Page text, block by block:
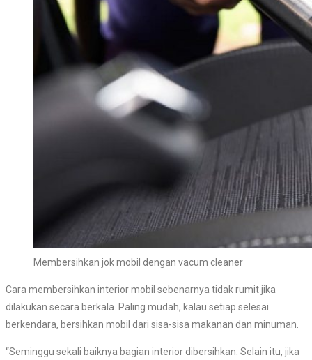
Membersihkan jok mobil dengan vacum cleaner
Cara membersihkan interior mobil sebenarnya tidak rumit jika
dilakukan secara berkala. Paling mudah, kalau setiap selesai
berkendara, bersihkan mobil dari sisa-sisa makanan dan minuman.
“Seminggu sekali baiknya bagian interior dibersihkan. Selain itu, jika